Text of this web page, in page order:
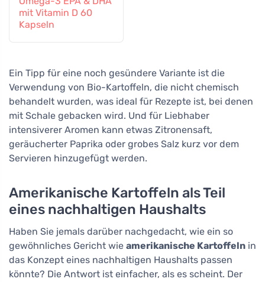
mit Vitamin D 60
Kapseln
Ein Tipp für eine noch gesündere Variante ist die
Verwendung von Bio-Kartoffeln, die nicht chemisch
behandelt wurden, was ideal für Rezepte ist, bei denen
mit Schale gebacken wird. Und für Liebhaber
intensiverer Aromen kann etwas Zitronensaft,
geräucherter Paprika oder grobes Salz kurz vor dem
Servieren hinzugefügt werden.
Amerikanische Kartoffeln als Teil
eines nachhaltigen Haushalts
Haben Sie jemals darüber nachgedacht, wie ein so
gewöhnliches Gericht wie amerikanische Kartoffeln in
das Konzept eines nachhaltigen Haushalts passen
könnte? Die Antwort ist einfacher, als es scheint. Der